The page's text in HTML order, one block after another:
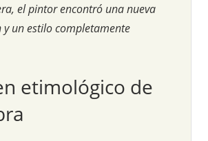
el pintor encontró una nueva
un estilo completamente
etimológico de